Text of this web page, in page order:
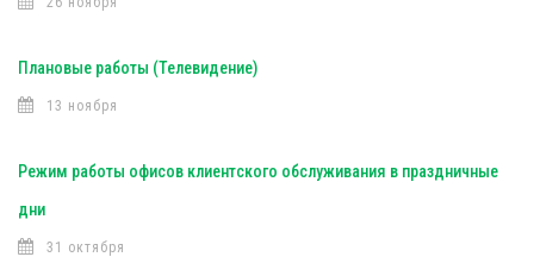
Плановые работы (Телевидение)
13 ноября
Режим работы офисов клиентского обслуживания в праздничные
дни
31 октября